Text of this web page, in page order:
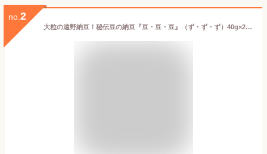
no. 2
大粒の遠野納豆！秘伝豆の納豆『豆・豆・豆』（ず・ず・ず）40g×2パック 秘伝豆納豆 岩手県産 秘伝豆 国産 大粒 国産大豆100％ 無添加 豆が美味しい納豆 大粒の食べごたえ 添加物不使用 産地直送 ギフト お取り寄せ グルメ おかず おつまみ 発酵 なっとう ごはんのお供